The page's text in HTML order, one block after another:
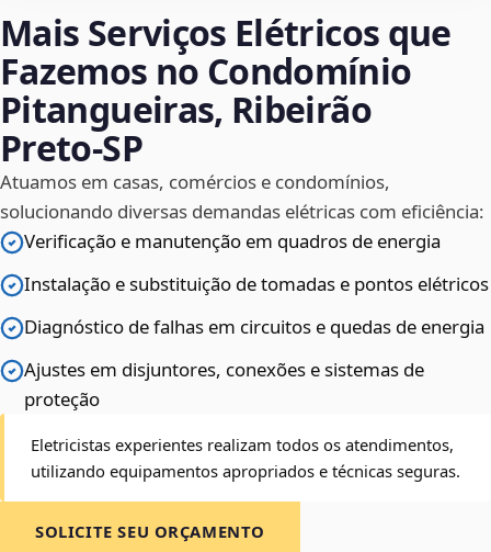
Mais Serviços Elétricos que
Fazemos no Condomínio
Pitangueiras, Ribeirão
Preto‑SP
Atuamos em casas, comércios e condomínios,
solucionando diversas demandas elétricas com eficiência:
Verificação e manutenção em quadros de energia
Instalação e substituição de tomadas e pontos elétricos
Diagnóstico de falhas em circuitos e quedas de energia
Ajustes em disjuntores, conexões e sistemas de
proteção
Eletricistas experientes realizam todos os atendimentos,
utilizando equipamentos apropriados e técnicas seguras.
SOLICITE SEU ORÇAMENTO